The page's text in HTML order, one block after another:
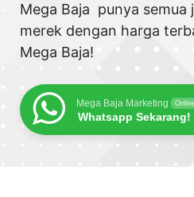
Mega Baja punya semua
merek dengan harga
Mega Baja!
Mega Baja Marketing
Whatsapp Sekarang!